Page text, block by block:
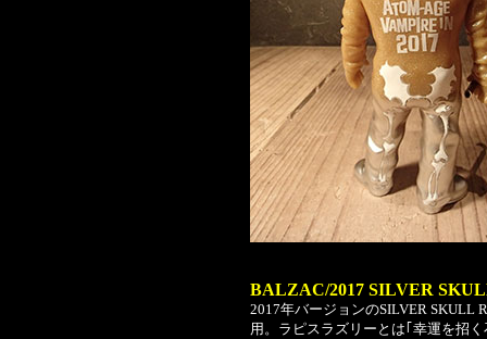
BALZAC/2017 SILVER
2017年バージョンのSILVER SKULL
用。ラピスラズリーとは｢幸運を招